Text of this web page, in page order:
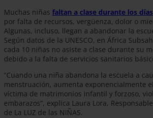
Muchas niñas faltan a clase durante los
por falta de recursos, vergüenza, dolor o
Algunas, incluso, llegan a abandonar la
Según datos de la UNESCO, en África
cada 10 niñas no asiste a clase durante su
debido a la falta de servicios sanitarios
“Cuando una niña abandona la escuela a
menstruación, aumenta exponencialmente
víctima de matrimonios infantil y forzoso,
embarazos”, explica Laura Lora,
de La LUZ de las NIÑAS.